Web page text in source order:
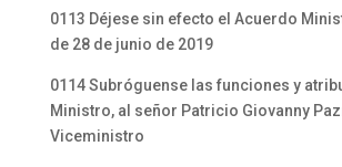
0113 Déjese sin efecto el Acuerdo
de 28 de junio de 2019
0114 Subróguense las funciones y
Ministro, al señor Patricio Giovanny
Viceministro